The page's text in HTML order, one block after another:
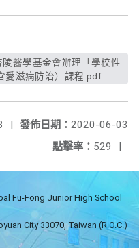
愛滋病防治）課程.pdf
發佈日期： 2020-06-03
|
點擊率： 529 |
Fu-Fong Junior High School
City 33070, Taiwan (R.O.C.)